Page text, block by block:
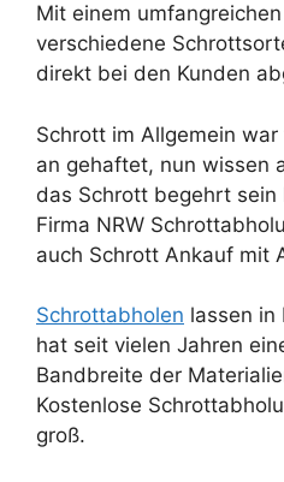
Mit einem
verschiedene
direkt bei den Kunden
Schrott im Allgemein
an gehaftet, nun wissen
das Schrott begehrt
Firma NRW
auch Schrott Ankauf mit
Schrottabholen lassen in
hat seit vielen Jahren
Bandbreite der
Kostenlose
groß.